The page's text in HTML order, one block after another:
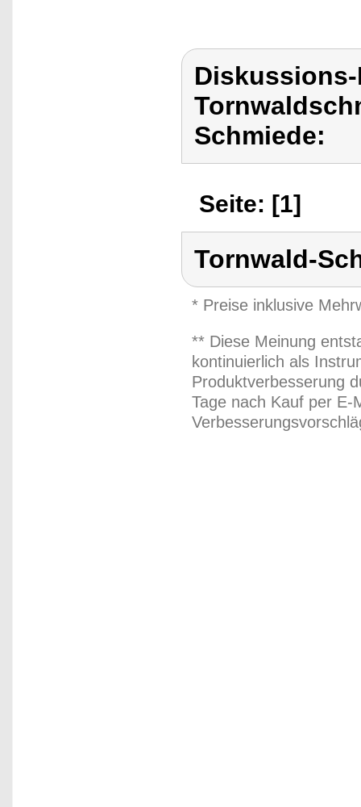
Schmiede:
Seite: [1]
Tornwald-
* Preise inklusive
** Diese Meinung
kontinuierlich als
Produktverbesserung
Tage nach Kauf per E-